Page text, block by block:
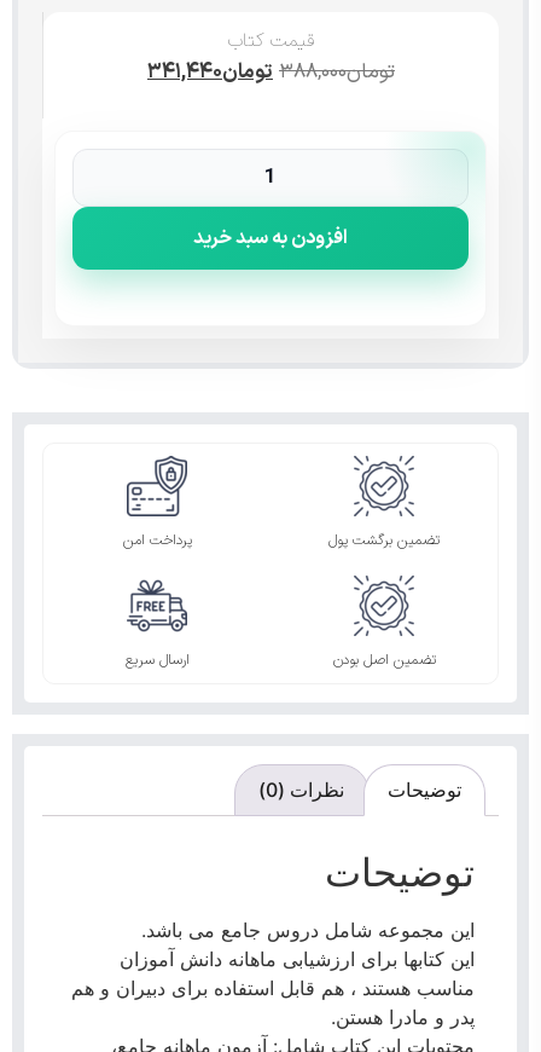
قیمت کتاب
تومان۳۸۸,۰۰۰تومان۳۴۱,۴۴۰
افزودن به سبد خرید
تضمین برگشت پول پرداخت امن
تضمین اصل بودن ارسال سریع
توضیحات نظرات (0)
توضیحات
این مجموعه شامل دروس جامع می باشد.
این کتابها برای ارزشیابی ماهانه دانش آموزان
مناسب هستند ، هم قابل استفاده برای دبیران و هم
پدر و مادرا هستن.
محتویات این کتاب شامل: آزمون ماهانه جامع،